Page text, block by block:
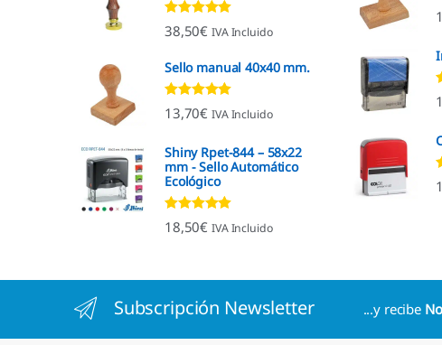
Valorado con
4.92de 5
38,50€ IVA Incluido
Sello manual 40x40 mm.
Valorado con
4.96de 5
13,70€ IVA Incluido
Shiny Rpet-844 – 58x22
mm - Sello Automático
Ecológico
Valorado con
4.96de 5
18,50€ IVA Incluido
Subscripción Newsletter ...y recibe